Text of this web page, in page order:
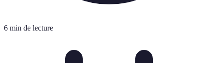
6 min de lecture